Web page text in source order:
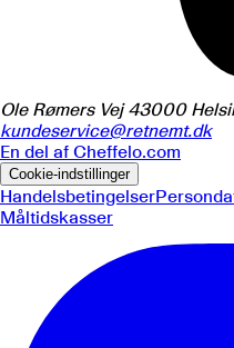
Ole Rømers Vej 43000
kundeservice@retnemt.dk
En del af Cheffelo.com
Cookie-indstillinger
Handelsbetingelser
Måltidskasser